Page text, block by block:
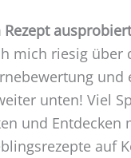
mich riesig über
und
unten! Viel
und Entdecken
auf